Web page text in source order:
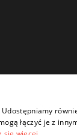
łączyć je z